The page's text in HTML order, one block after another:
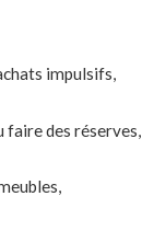
impulsifs,
faire des réserves,